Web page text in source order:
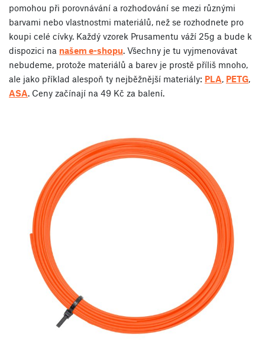
pomohou při porovnávání a rozhodování se mezi různými
barvami nebo vlastnostmi materiálů, než se rozhodnete pro
koupi celé cívky. Každý vzorek Prusamentu váží 25g a bude k
dispozici na našem e-shopu. Všechny je tu vyjmenovávat
nebudeme, protože materiálů a barev je prostě příliš mnoho,
ale jako příklad alespoň ty nejběžnější materiály: PLA, PETG,
ASA. Ceny začínají na 49 Kč za balení.